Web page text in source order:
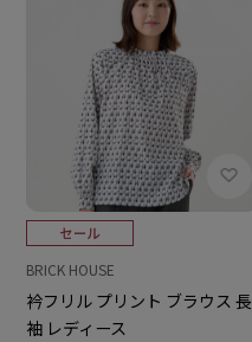
BRICK HOUSE
衿フリル プリント ブラウス 長
袖 レディース